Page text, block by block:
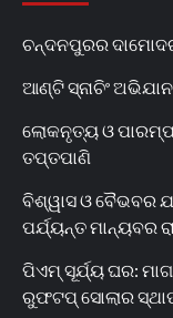
ଚନ୍ଦନପୁରର
ଆଣ୍ଟି ସ୍ନାଚିଂ
ଲୋକନୃତ୍ୟ ଓ
ତପ୍ତପାଣି
ବିଶ୍ୱାସ ଓ ବୈଭବର
ପର୍ଯ୍ୟନ୍ତ ମାନ୍ୟବର
ପିଏମ୍ ସୂର୍ଯ୍ୟ ଘର:
ରୁଫଟପ୍ ସୋଲାର